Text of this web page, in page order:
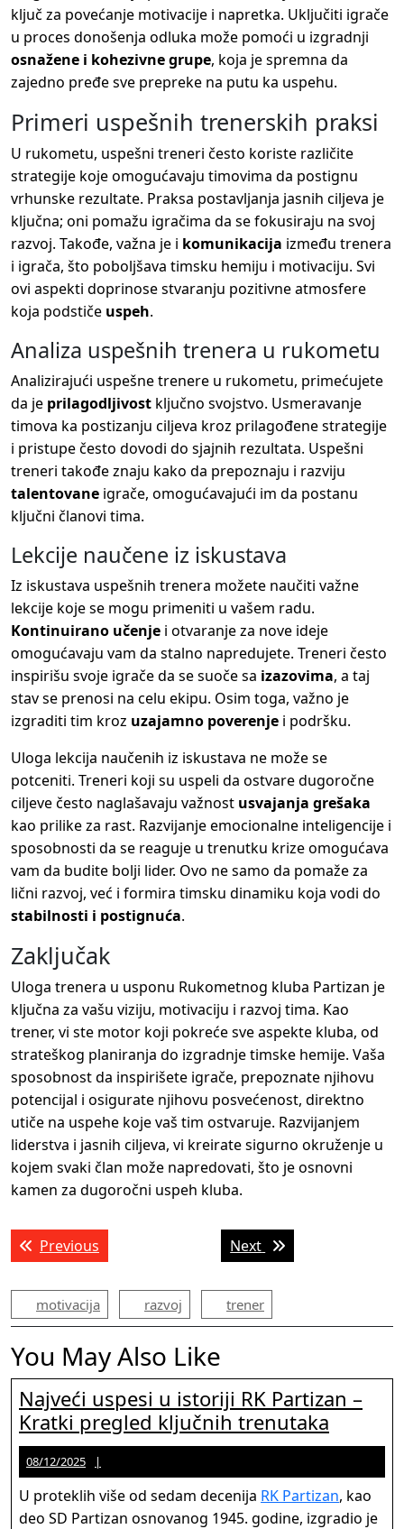
ključ za povećanje motivacije i napretka. Uključiti igrače
u proces donošenja odluka može pomoći u izgradnji
osnažene i kohezivne grupe, koja je spremna da
zajedno pređe sve prepreke na putu ka uspehu.
Primeri uspešnih trenerskih praksi
U rukometu, uspešni treneri često koriste različite
strategije koje omogućavaju timovima da postignu
vrhunske rezultate. Praksa postavljanja jasnih ciljeva je
ključna; oni pomažu igračima da se fokusiraju na svoj
razvoj. Takođe, važna je i komunikacija između trenera
i igrača, što poboljšava timsku hemiju i motivaciju. Svi
ovi aspekti doprinose stvaranju pozitivne atmosfere
koja podstiče uspeh.
Analiza uspešnih trenera u rukometu
Analizirajući uspešne trenere u rukometu, primećujete
da je prilagodljivost ključno svojstvo. Usmeravanje
timova ka postizanju ciljeva kroz prilagođene strategije
i pristupe često dovodi do sjajnih rezultata. Uspešni
treneri takođe znaju kako da prepoznaju i razviju
talentovane igrače, omogućavajući im da postanu
ključni članovi tima.
Lekcije naučene iz iskustava
Iz iskustava uspešnih trenera možete naučiti važne
lekcije koje se mogu primeniti u vašem radu.
Kontinuirano učenje i otvaranje za nove ideje
omogućavaju vam da stalno napredujete. Treneri često
inspirišu svoje igrače da se suoče sa izazovima, a taj
stav se prenosi na celu ekipu. Osim toga, važno je
izgraditi tim kroz uzajamno poverenje i podršku.
Uloga lekcija naučenih iz iskustava ne može se
potceniti. Treneri koji su uspeli da ostvare dugoročne
ciljeve često naglašavaju važnost usvajanja grešaka
kao prilike za rast. Razvijanje emocionalne inteligencije i
sposobnosti da se reaguje u trenutku krize omogućava
vam da budite bolji lider. Ovo ne samo da pomaže za
lični razvoj, već i formira timsku dinamiku koja vodi do
stabilnosti i postignuća.
Zaključak
Uloga trenera u usponu Rukometnog kluba Partizan je
ključna za vašu viziju, motivaciju i razvoj tima. Kao
trener, vi ste motor koji pokreće sve aspekte kluba, od
strateškog planiranja do izgradnje timske hemije. Vaša
sposobnost da inspirišete igrače, prepoznate njihovu
potencijal i osigurate njihovu posvećenost, direktno
utiče na uspehe koje vaš tim ostvaruje. Razvijanjem
liderstva i jasnih ciljeva, vi kreirate sigurno okruženje u
kojem svaki član može napredovati, što je osnovni
kamen za dugoročni uspeh kluba.
Post
navigation
Previous Next Next post:
motivacija razvoj trener
You May Also Like
Najveći uspesi u istoriji RK Partizan –
Kratki pregled ključnih trenutaka
uspesi
istoriji
RK
08/12/2025
Martinez
U proteklih više od sedam decenija RK Partizan, kao
deo SD Partizan osnovanog 1945. godine, izgradio je